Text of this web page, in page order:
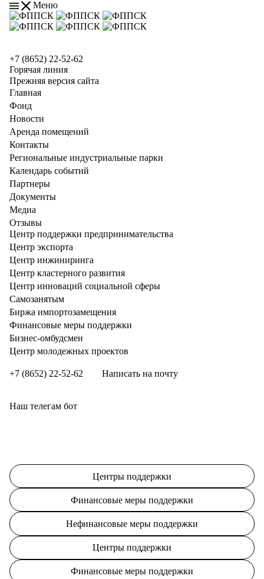
Меню
+7 (8652) 22-52-62
Горячая линия
Прежняя версия сайта
Главная
Фонд
Новости
Аренда помещений
Контакты
Региональные индустриальные парки
Календарь событий
Партнеры
Документы
Медиа
Отзывы
Центр поддержки предпринимательства
Центр экспорта
Центр инжиниринга
Центр кластерного развития
Центр инноваций социальной сферы
Cамозанятым
Биржа импортозамещения
Финансовые меры поддержки
Бизнес-омбудсмен
Центр молодежных проектов
+7 (8652) 22-52-62 Написать на почту
Наш телегам бот
Центры поддержки
Финансовые меры поддержки
Нефинансовые меры поддержки
Центры поддержки
Финансовые меры поддержки